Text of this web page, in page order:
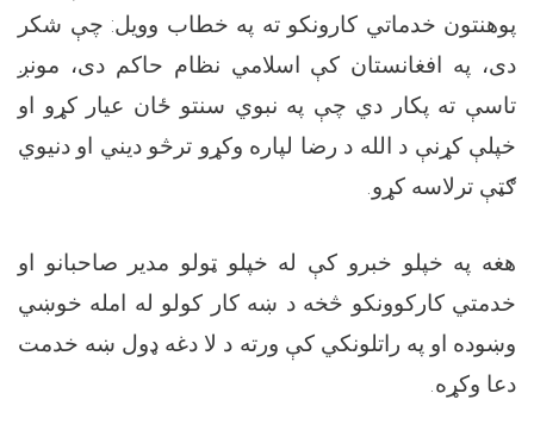
پوهنتون خدماتي کارونکو ته په خطاب وويل: چې شکر
دی، په افغانستان کې اسلامي نظام حاکم دی، مونږ
تاسې ته پکار دي چې په نبوي سنتو ځان عيار کړو او
خپلې کړنې د الله د رضا لپاره وکړو ترڅو دیني او دنیوي
ګټې ترلاسه کړو.
هغه په خپلو خبرو کې له خپلو ټولو مدير صاحبانو او
خدمتي کارکوونکو څخه د ښه کار کولو له امله خوښي
وښوده او په راتلونکي کې ورته د لا دغه ډول ښه خدمت
دعا وکړه.